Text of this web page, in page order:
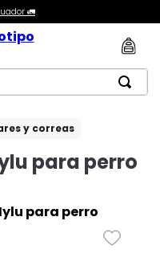
🚛
y correas
para perro